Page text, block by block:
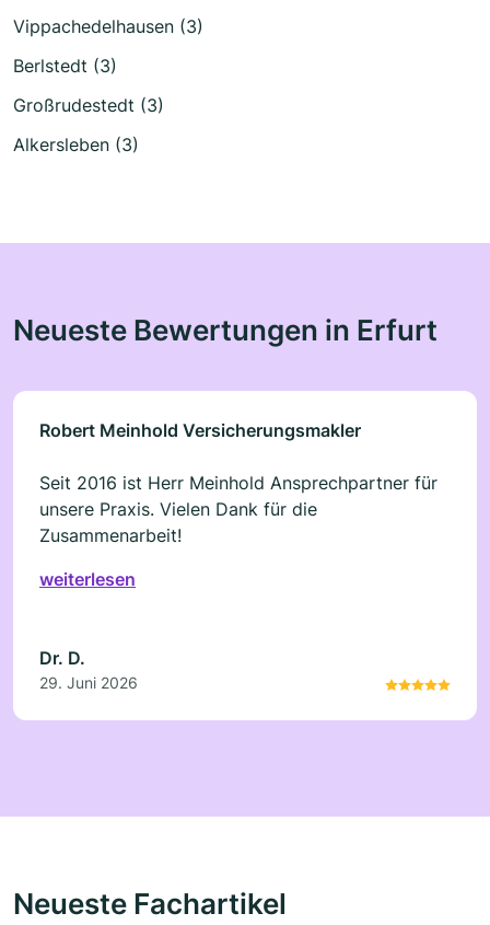
Vippachedelhausen (3)
Berlstedt (3)
Großrudestedt (3)
Alkersleben (3)
Neueste Bewertungen in Erfurt
Robert Meinhold Versicherungsmakler
Seit 2016 ist Herr Meinhold Ansprechpartner für
unsere Praxis. Vielen Dank für die
Zusammenarbeit!
weiterlesen
Dr. D.
29. Juni 2026
Neueste Fachartikel